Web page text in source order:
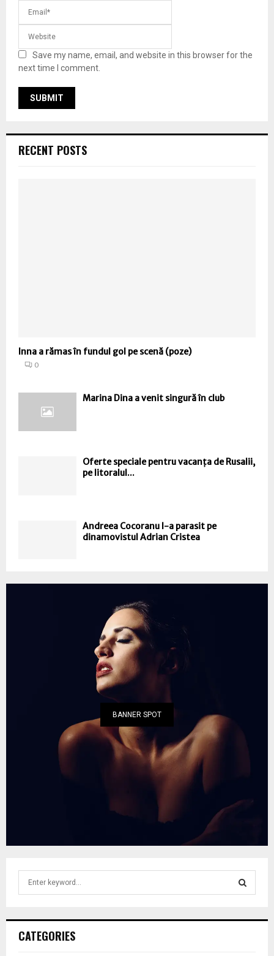
Save my name, email, and website in this browser for the
next time I comment.
RECENT POSTS
Inna a rămas în fundul gol pe scenă (poze)
0
Marina Dina a venit singură în club
Oferte speciale pentru vacanța de Rusalii,
pe litoralul...
Andreea Cocoranu l-a parasit pe
dinamovistul Adrian Cristea
BANNER SPOT
h
CATEGORIES